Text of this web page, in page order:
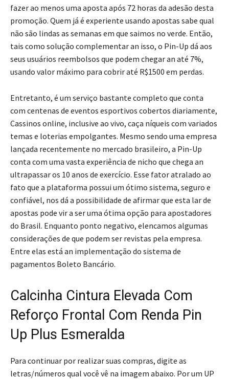
fazer ao menos uma aposta após 72 horas da adesão desta
promoção. Quem já é experiente usando apostas sabe qual
não são lindas as semanas em que saimos no verde. Então,
tais como solução complementar an isso, o Pin-Up dá aos
seus usuários reembolsos que podem chegar an até 7%,
usando valor máximo para cobrir até R$1500 em perdas.
Entretanto, é um serviço bastante completo que conta
com centenas de eventos esportivos cobertos diariamente,
Cassinos online, inclusive ao vivo, caça níqueis com variados
temas e loterias empolgantes. Mesmo sendo uma empresa
lançada recentemente no mercado brasileiro, a Pin-Up
conta com uma vasta experiência de nicho que chega an
ultrapassar os 10 anos de exercício. Esse fator atralado ao
fato que a plataforma possui um ótimo sistema, seguro e
confiável, nos dá a possibilidade de afirmar que esta lar de
apostas pode vir a ser uma ótima opção para apostadores
do Brasil. Enquanto ponto negativo, elencamos algumas
considerações de que podem ser revistas pela empresa.
Entre elas está an implementação do sistema de
pagamentos Boleto Bancário.
Calcinha Cintura Elevada Com
Reforço Frontal Com Renda Pin
Up Plus Esmeralda
Para continuar por realizar suas compras, digite as
letras/números qual você vê na imagem abaixo. Por um UP